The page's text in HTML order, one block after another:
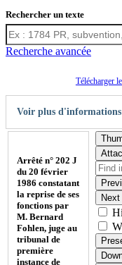
Rechercher un texte
Recherche avancée
Télécharger
Voir plus d'informations
Arrêté n° 202 J
du 20 février
1986 constatant
la reprise de ses
fonctions par
M. Bernard
Fohlen, juge au
tribunal de
première
instance de
Next